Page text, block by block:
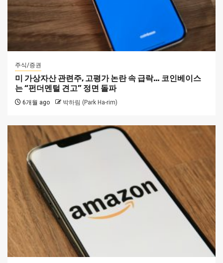
주식/증권
미 가상자산 관련주, 고평가 논란 속 급락… 코인베이스
는 “펀더멘털 견고” 정면 돌파
6개월 ago 박하림 (Park Ha-rim)